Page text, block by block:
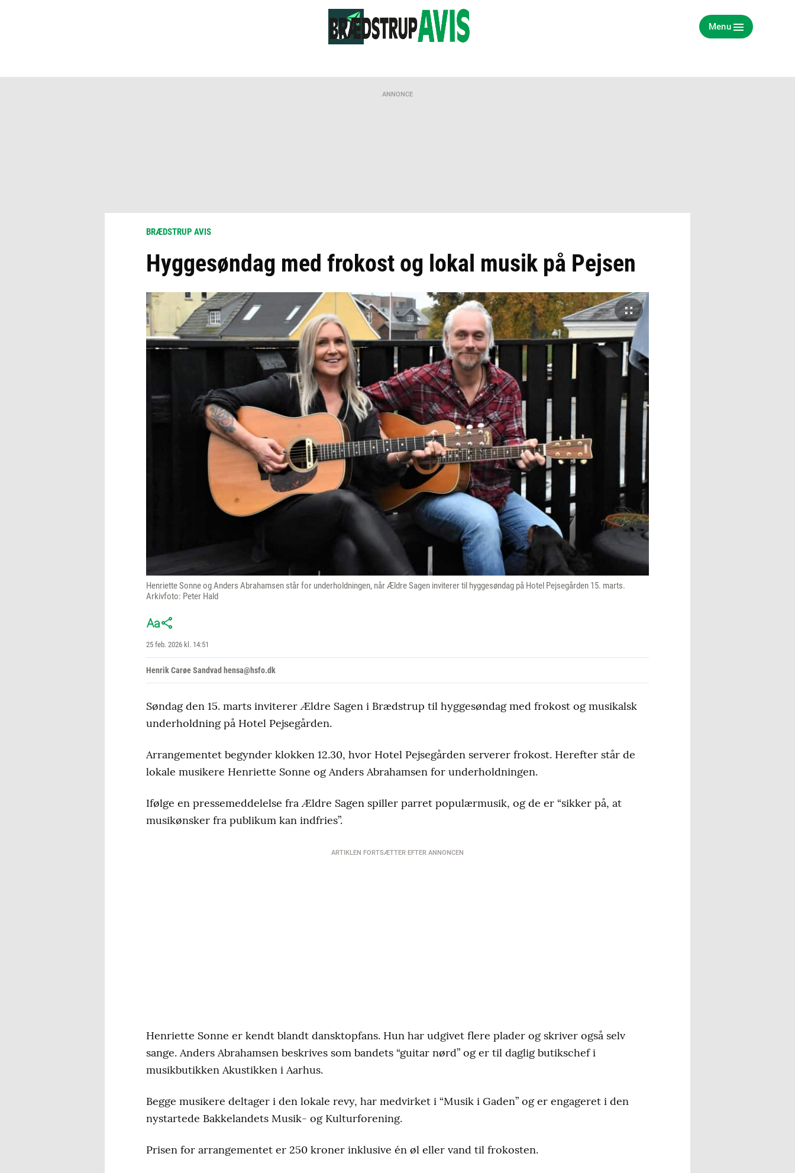
Menu
ANNONCE
BRÆDSTRUP AVIS
Hyggesøndag med frokost og lokal musik på Pejsen
Henriette Sonne og Anders Abrahamsen står for underholdningen, når Ældre Sagen inviterer til hyggesøndag på Hotel Pejsegården 15. marts.
Arkivfoto: Peter Hald
25 feb. 2026 kl. 14:51
Henrik Carøe Sandvad hensa@hsfo.dk
Søndag den 15. marts inviterer Ældre Sagen i Brædstrup til hyggesøndag med frokost og musikalsk
underholdning på Hotel Pejsegården.
Arrangementet begynder klokken 12.30, hvor Hotel Pejsegården serverer frokost. Herefter står de
lokale musikere Henriette Sonne og Anders Abrahamsen for underholdningen.
Ifølge en pressemeddelelse fra Ældre Sagen spiller parret populærmusik, og de er “sikker på, at
musikønsker fra publikum kan indfries”.
ARTIKLEN FORTSÆTTER EFTER ANNONCEN
Henriette Sonne er kendt blandt dansktopfans. Hun har udgivet flere plader og skriver også selv
sange. Anders Abrahamsen beskrives som bandets “guitar nørd” og er til daglig butikschef i
musikbutikken Akustikken i Aarhus.
Begge musikere deltager i den lokale revy, har medvirket i “Musik i Gaden” og er engageret i den
nystartede Bakkelandets Musik- og Kulturforening.
Prisen for arrangementet er 250 kroner inklusive én øl eller vand til frokosten.